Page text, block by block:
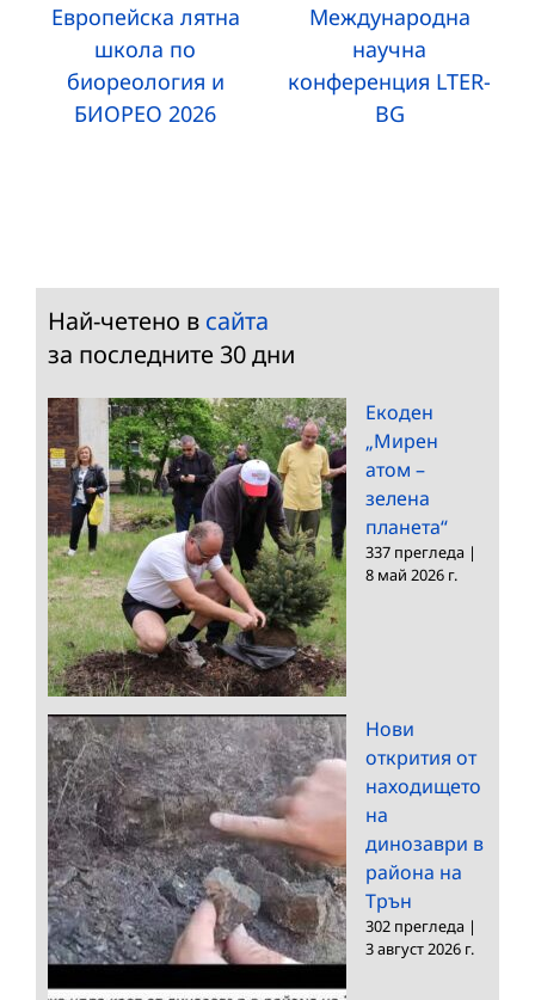
Европейска лятна
школа по
биореология и
БИОРЕО 2026
Международна
научна
конференция LTER-
BG
Най-четено в сайта
за последните 30 дни
Екоден
„Мирен
атом –
зелена
планета“
337 прегледа |
8 май 2026 г.
Нови
открития от
находището
на
динозаври в
района на
Трън
302 прегледа |
3 август 2026 г.